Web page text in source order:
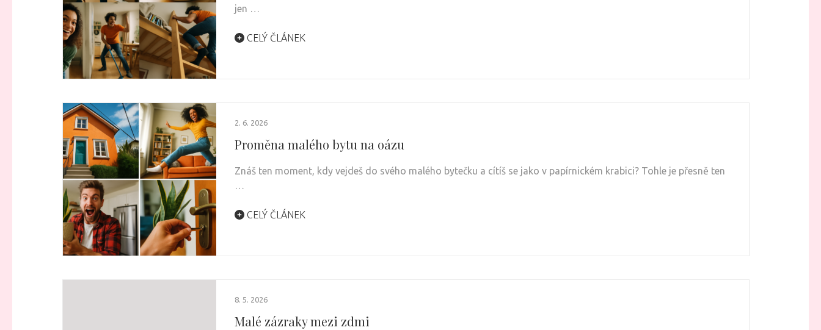
jen …
CELÝ ČLÁNEK
2. 6. 2026
Proměna malého bytu na oázu
Znáš ten moment, kdy vejdeš do svého malého bytečku a cítíš se jako v papírnickém krabici? Tohle je přesně ten
…
CELÝ ČLÁNEK
8. 5. 2026
Malé zázraky mezi zdmi